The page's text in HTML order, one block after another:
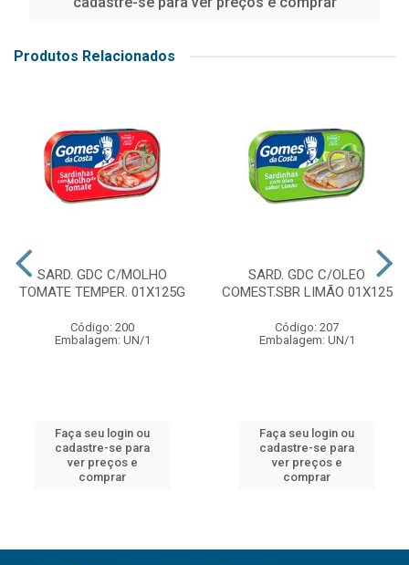
Produtos Relacionados
SARD. GDC C/MOLHO
TOMATE TEMPER. 01X125G
Código: 200
Embalagem: UN/1
Faça seu login ou
cadastre-se para
ver preços e
comprar
SARD. GDC C/OLEO
COMEST.SBR LIMÃO 01X125
Código: 207
Embalagem: UN/1
Faça seu login ou
cadastre-se para
ver preços e
comprar